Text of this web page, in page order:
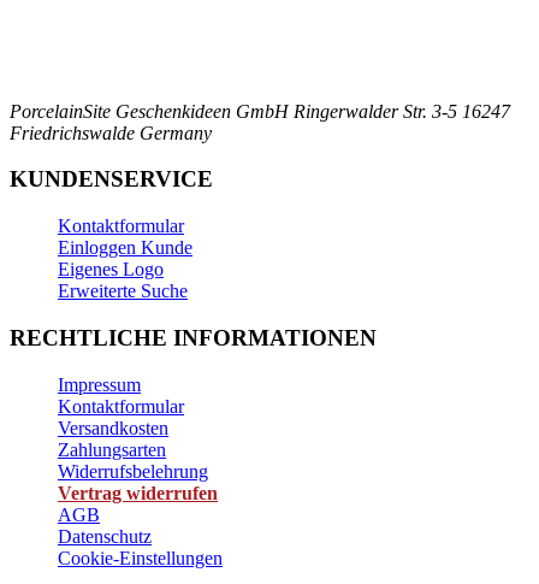
PorcelainSite Geschenkideen GmbH Ringerwalder Str. 3-5 16247
Friedrichswalde Germany
KUNDENSERVICE
Kontaktformular
Einloggen Kunde
Eigenes Logo
Erweiterte Suche
RECHTLICHE INFORMATIONEN
Impressum
Kontaktformular
Versandkosten
Zahlungsarten
Widerrufsbelehrung
Vertrag widerrufen
AGB
Datenschutz
Cookie-Einstellungen